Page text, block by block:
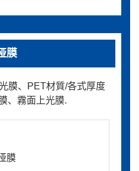
膜
膜、PET材質/各式厚度
、霧面上光膜.
膜